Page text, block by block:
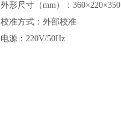
外形尺寸（mm）
：360×220×350
校准方式 ：外部校准
电源 ：220V/50Hz